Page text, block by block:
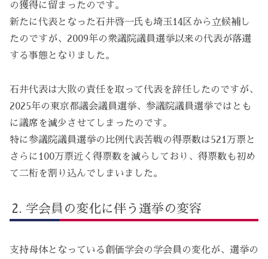
の獲得に留まったのです。
新たに代表となった石井啓一氏も埼玉14区から立候補し
たのですが、2009年の衆議院議員選挙以来の代表が落選
する事態となりました。
石井代表は大敗の責任を取って代表を辞任したのですが、
2025年の東京都議会議員選挙、参議院議員選挙ではとも
に議席を減少させてしまったのです。
特に参議院議員選挙の比例代表苦戦の得票数は521万票と
さらに100万票近く得票数を減らしており、得票数も初め
て二桁を割り込んでしまいました。
学会員の変化に伴う選挙の変容
支持母体となっている創価学会の学会員の変化が、選挙の